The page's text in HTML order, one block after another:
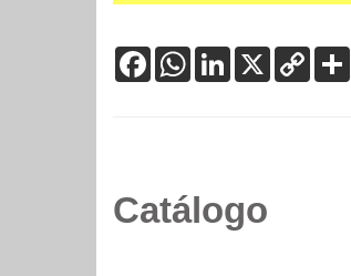
FacebookWhatsApp
LinkedIn
X Copy
Link
Catálogo